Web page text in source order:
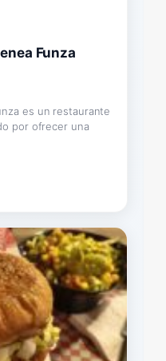
Funza
es un restaurante
por ofrecer una